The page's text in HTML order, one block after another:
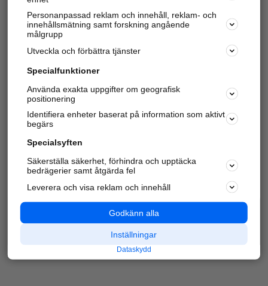
Har du redan verifierat ditt företag? Logga in
Varje vecka besöker du och4 miljoner
andra
härliga användare oss för att hitta rätt lokal
information om företag, privatpersoner och
platser.
Personanpassad reklam och innehåll, reklam- och
innehållsmätning samt forskning angående
målgrupp
Utveckla och förbättra tjänster
Specialfunktioner
Använda exakta uppgifter om geografisk
positionering
Identifiera enheter baserat på information som aktivt
begärs
Specialsyften
Säkerställa säkerhet, förhindra och upptäcka
bedrägerier samt åtgärda fel
Leverera och visa reklam och innehåll
Godkänn alla
Inställningar
Dataskydd